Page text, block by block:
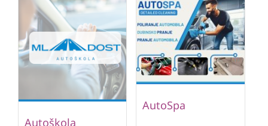
Autoškola
AutoSpa